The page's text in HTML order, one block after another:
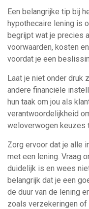
Een belangrijke tip bij
hypothecaire lening is
begrijpt wat je precies
voorwaarden, kosten
voordat je een
Laat je niet onder druk
andere financiële
hun taak om jou als
verantwoordelijkheid
weloverwogen keuzes
Zorg ervoor dat je alle
met een lening. Vraag
duidelijk is en wees
belangrijk dat je een
de duur van de lening
zoals verzekeringen